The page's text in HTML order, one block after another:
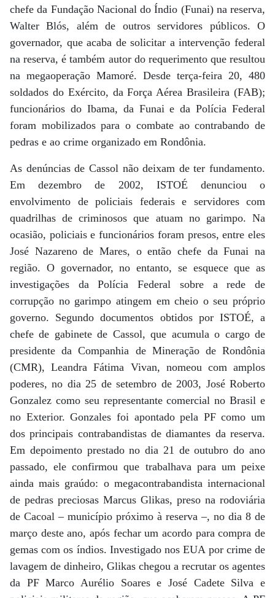
chefe da Fundação Nacional do Índio (Funai) na reserva,
Walter Blós, além de outros servidores públicos. O
governador, que acaba de solicitar a intervenção federal
na reserva, é também autor do requerimento que resultou
na megaoperação Mamoré. Desde terça-feira 20, 480
soldados do Exército, da Força Aérea Brasileira (FAB);
funcionários do Ibama, da Funai e da Polícia Federal
foram mobilizados para o combate ao contrabando de
pedras e ao crime organizado em Rondônia.
As denúncias de Cassol não deixam de ter fundamento.
Em dezembro de 2002, ISTOÉ denunciou o
envolvimento de policiais federais e servidores com
quadrilhas de criminosos que atuam no garimpo. Na
ocasião, policiais e funcionários foram presos, entre eles
José Nazareno de Mares, o então chefe da Funai na
região. O governador, no entanto, se esquece que as
investigações da Polícia Federal sobre a rede de
corrupção no garimpo atingem em cheio o seu próprio
governo. Segundo documentos obtidos por ISTOÉ, a
chefe de gabinete de Cassol, que acumula o cargo de
presidente da Companhia de Mineração de Rondônia
(CMR), Leandra Fátima Vivan, nomeou com amplos
poderes, no dia 25 de setembro de 2003, José Roberto
Gonzalez como seu representante comercial no Brasil e
no Exterior. Gonzales foi apontado pela PF como um
dos principais contrabandistas de diamantes da reserva.
Em depoimento prestado no dia 21 de outubro do ano
passado, ele confirmou que trabalhava para um peixe
ainda mais graúdo: o megacontrabandista internacional
de pedras preciosas Marcus Glikas, preso na rodoviária
de Cacoal – município próximo à reserva –, no dia 8 de
março deste ano, após fechar um acordo para compra de
gemas com os índios. Investigado nos EUA por crime de
lavagem de dinheiro, Glikas chegou a recrutar os agentes
da PF Marco Aurélio Soares e José Cadete Silva e